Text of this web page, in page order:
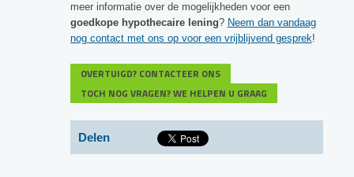
meer informatie over de mogelijkheden voor een
goedkope hypothecaire lening? Neem dan vandaag
nog contact met ons op voor een vrijblijvend gesprek!
OVERTUIGD? CONTACTEER ONS
TOCH NOG VRAGEN? WE HELPEN U GRAAG
Delen